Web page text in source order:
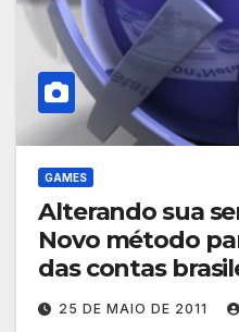
GAMES
Alterando sua
Novo método
das contas
25 DE MAIO DE 2011